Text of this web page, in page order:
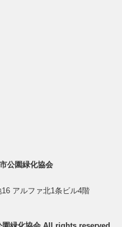
公園緑化協会
アルファ北1条ビル4階